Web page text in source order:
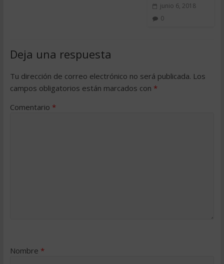
junio 6, 2018
0
Deja una respuesta
Tu dirección de correo electrónico no será publicada. Los
campos obligatorios están marcados con *
Comentario *
Nombre *